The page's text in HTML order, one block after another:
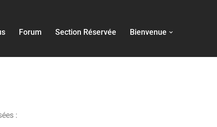
Forum Section Réservée Bienvenue
: